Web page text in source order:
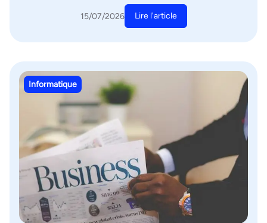
15/07/2026 Lire l'article
Informatique